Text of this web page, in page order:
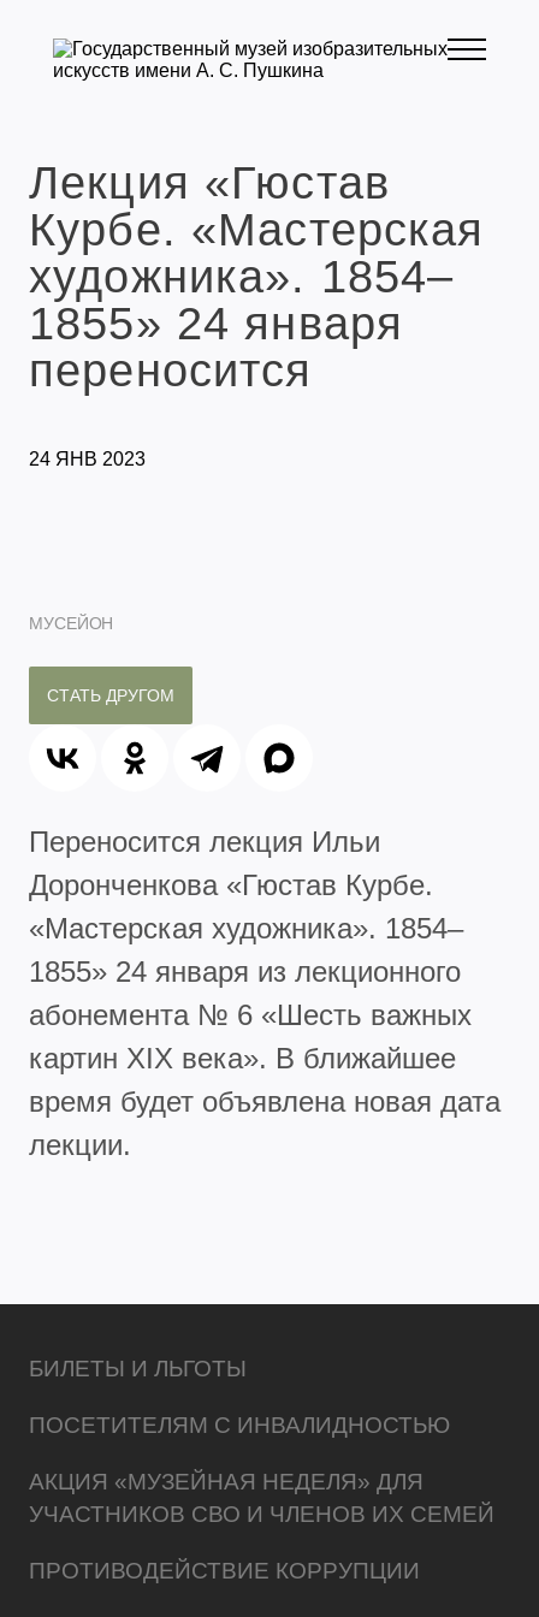
Лекция «Гюстав
Курбе. «Мастерская
художника». 1854–
1855» 24 января
переносится
24 ЯНВ 2023
МУСЕЙОН
СТАТЬ ДРУГОМ
Переносится лекция Ильи
Доронченкова «Гюстав Курбе.
«Мастерская художника». 1854–
1855» 24 января из лекционного
абонемента № 6 «Шесть важных
картин XIX века». В ближайшее
время будет объявлена новая дата
лекции.
БИЛЕТЫ И ЛЬГОТЫ
ПОСЕТИТЕЛЯМ С ИНВАЛИДНОСТЬЮ
АКЦИЯ «МУЗЕЙНАЯ НЕДЕЛЯ» ДЛЯ
УЧАСТНИКОВ СВО И ЧЛЕНОВ ИХ СЕМЕЙ
ПРОТИВОДЕЙСТВИЕ КОРРУПЦИИ